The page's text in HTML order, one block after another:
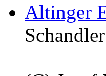
Altinger